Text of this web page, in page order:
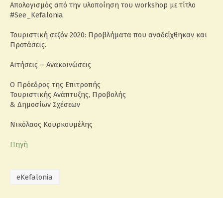
Απολογισμός από την υλοποίηση του workshop με τίτλο
#See_Kefalonia
Τουριστική σεζόν 2020: Προβλήματα που αναδείχθηκαν και
Προτάσεις.
Αιτήσεις – Ανακοινώσεις
Ο Πρόεδρος της Επιτροπής
Τουριστικής Ανάπτυξης, Προβολής
& Δημοσίων Σχέσεων
Νικόλαος Κουρκουμέλης
Πηγή
eKefalonia